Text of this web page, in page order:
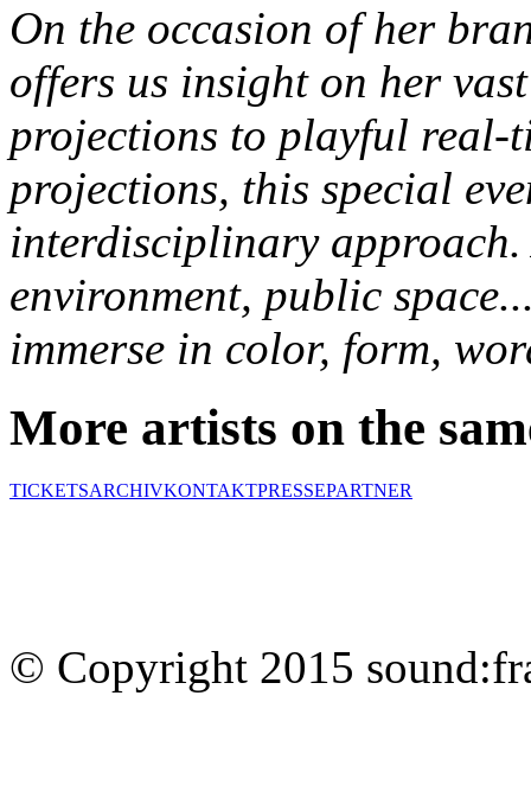
On the occasion of her
offers us insight on her
projections to playful real-
projections, this special
interdisciplinary
environment, public
immerse in color, form,
More artists on the
TICKETSARCHIVKONTAKTPRESSEPARTNER
© Copyright 2015